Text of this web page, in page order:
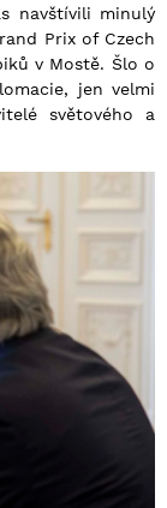
navštívili minulý
Prix of Czech
v Mostě. Šlo o
jen velmi
světového a